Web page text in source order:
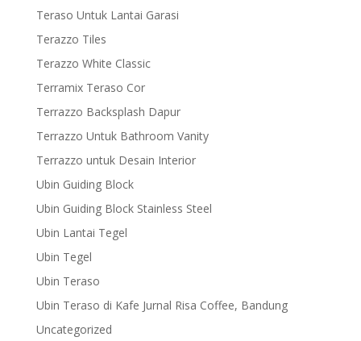
Teraso Untuk Lantai Garasi
Terazzo Tiles
Terazzo White Classic
Terramix Teraso Cor
Terrazzo Backsplash Dapur
Terrazzo Untuk Bathroom Vanity
Terrazzo untuk Desain Interior
Ubin Guiding Block
Ubin Guiding Block Stainless Steel
Ubin Lantai Tegel
Ubin Tegel
Ubin Teraso
Ubin Teraso di Kafe Jurnal Risa Coffee, Bandung
Uncategorized